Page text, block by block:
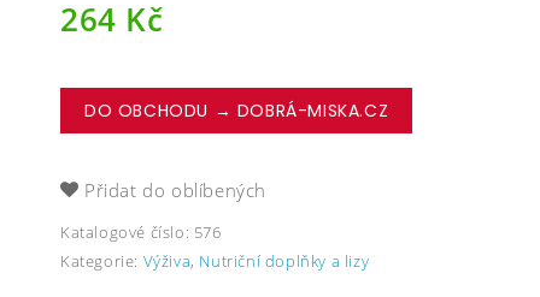
264 Kč
DO OBCHODU → DOBRÁ-MISKA.CZ
Přidat do oblíbených
Katalogové číslo: 576
Kategorie: Výživa, Nutriční doplňky a lizy